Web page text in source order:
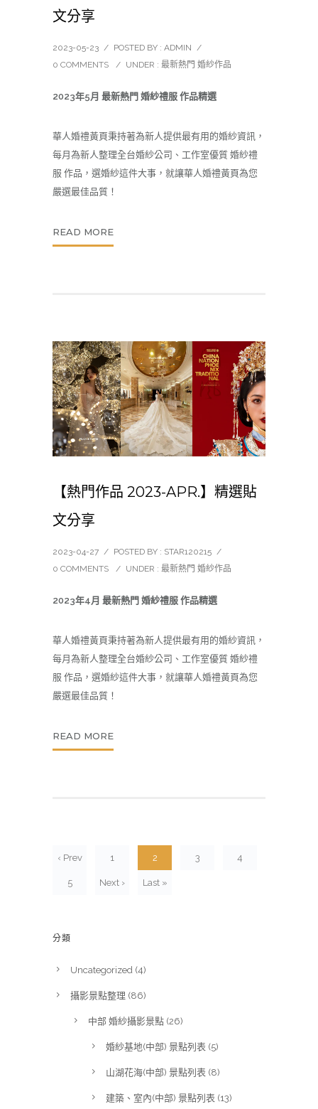
文分享
2023-05-23 / POSTED BY : ADMIN
/
0 COMMENTS
/ UNDER : 最新熱門 婚紗作品
2023年5月 最新熱門 婚紗禮服 作品精選
華人婚禮黃頁秉持著為新人提供最有用的婚紗資訊，
每月為新人整理全台婚紗公司、工作室優質 婚紗禮
服 作品，選婚紗這件大事，就讓華人婚禮黃頁為您
嚴選最佳品質！
READ MORE
【熱門作品 2023-APR.】精選貼
文分享
2023-04-27 / POSTED BY : STAR120215 /
0 COMMENTS
/ UNDER : 最新熱門 婚紗作品
2023年4月 最新熱門 婚紗禮服 作品精選
華人婚禮黃頁秉持著為新人提供最有用的婚紗資訊，
每月為新人整理全台婚紗公司、工作室優質 婚紗禮
服 作品，選婚紗這件大事，就讓華人婚禮黃頁為您
嚴選最佳品質！
READ MORE
‹ Prev 1 2 3 4
5 Next › Last »
分類
Uncategorized (4)
攝影景點整理 (86)
中部 婚紗攝影景點 (26)
婚紗基地(中部) 景點列表 (5)
山湖花海(中部) 景點列表 (8)
建築、室內(中部) 景點列表 (13)